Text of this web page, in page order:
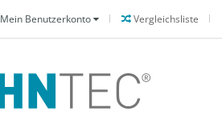
Vergleichsliste
Mein Benutzerkonto